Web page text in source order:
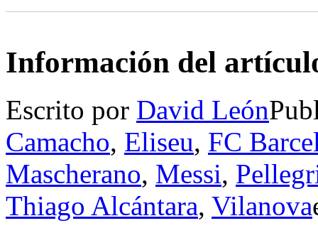
Información del
Escrito por David León
Camacho, Eliseu, FC
Mascherano, Messi,
Thiago Alcántara, Vilanova